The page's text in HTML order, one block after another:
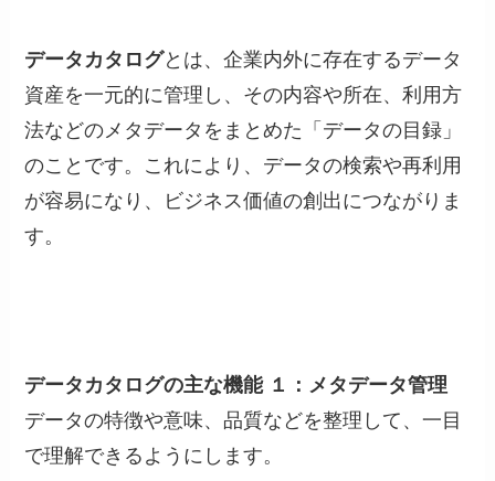
データカタログとは、企業内外に存在するデータ
資産を一元的に管理し、その内容や所在、利用方
法などのメタデータをまとめた「データの目録」
のことです。これにより、データの検索や再利用
が容易になり、ビジネス価値の創出につながりま
す。
データカタログの主な機能 １：メタデータ管理
データの特徴や意味、品質などを整理して、一目
で理解できるようにします。